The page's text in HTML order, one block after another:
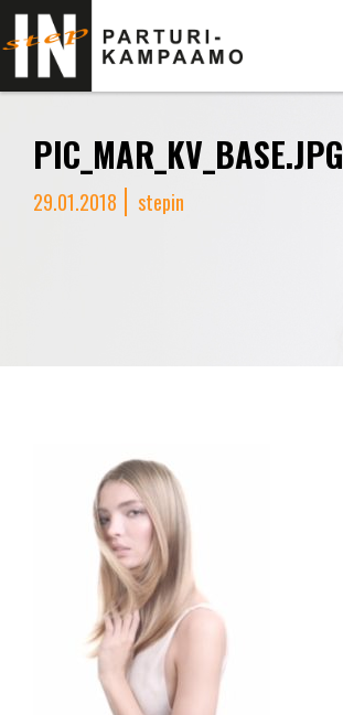
PIC_MAR_KV_BASE.JPG
29.01.2018 stepin